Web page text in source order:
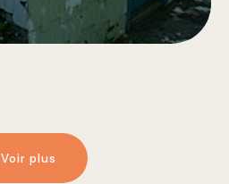
Voir plus